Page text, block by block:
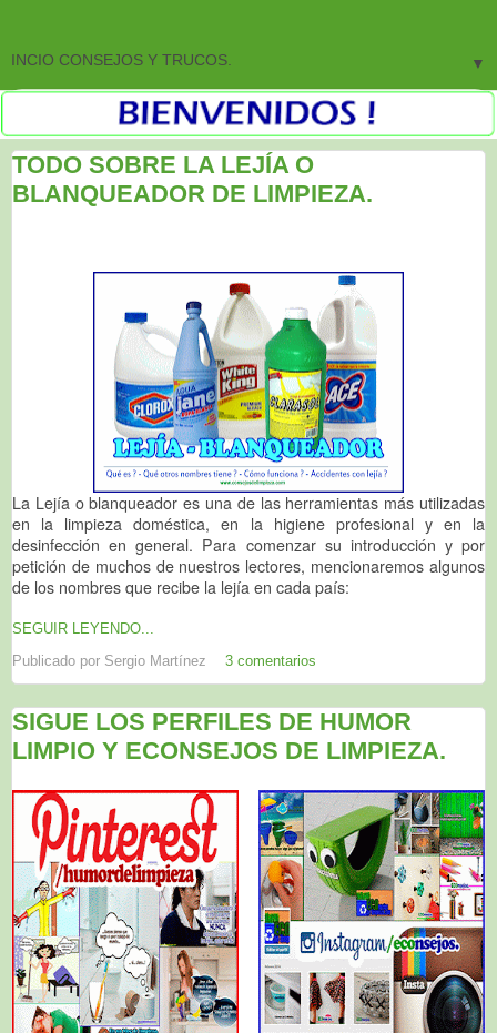
▼
TODO SOBRE LA LEJÍA O
BLANQUEADOR DE LIMPIEZA.
La Lejía o blanqueador es una de las herramientas más utilizadas
en la limpieza doméstica, en la higiene profesional y en la
desinfección en general. Para comenzar su introducción y por
petición de muchos de nuestros lectores, mencionaremos algunos
de los nombres que recibe la lejía en cada país:
SEGUIR LEYENDO...
Publicado por Sergio Martínez 3 comentarios
SIGUE LOS PERFILES DE HUMOR
LIMPIO Y ECONSEJOS DE LIMPIEZA.